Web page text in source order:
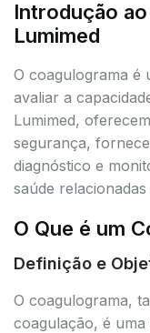
Introdução
Lumimed
O coagulograma é
avaliar a
Lumimed,
segurança,
diagnóstico e
saúde
O Que é um
Definição e
O coagulograma,
coagulação, é